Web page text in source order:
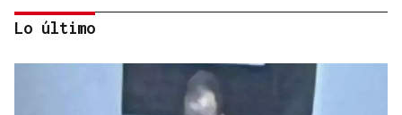
Lo último